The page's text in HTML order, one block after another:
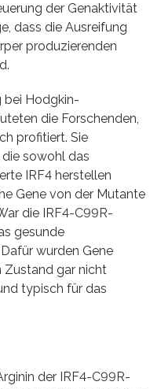
der Genaktivität
dass die Ausreifung
produzierenden
bei Hodgkin-
die Forschenden,
profitiert. Sie
sowohl das
IRF4 herstellen
Gene von der Mutante
die IRF4-C99R-
gesunde
wurden Gene
Zustand gar nicht
typisch für das
der IRF4-C99R-